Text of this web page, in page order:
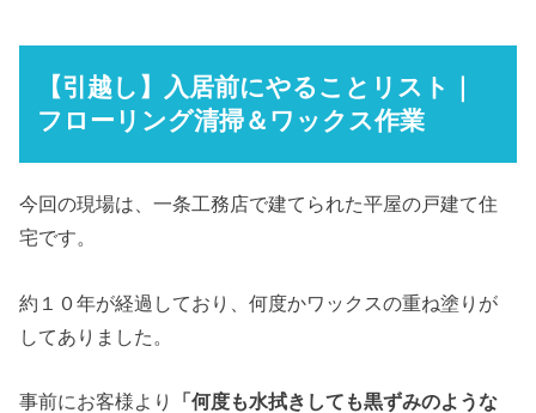
【引越し】入居前にやることリスト｜
フローリング清掃＆ワックス作業
今回の現場は、一条工務店で建てられた平屋の戸建て住
宅です。
約１０年が経過しており、何度かワックスの重ね塗りが
してありました。
事前にお客様より
「何度も水拭きしても黒ずみのような